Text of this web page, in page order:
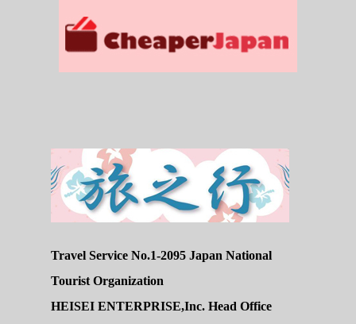
Travel Service No.1-2095 Japan National
Tourist Organization
HEISEI ENTERPRISE,Inc. Head Office